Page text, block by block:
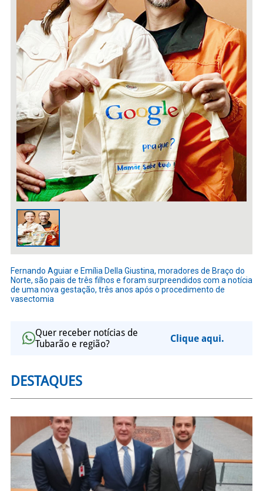
Fernando Aguiar e Emília Della Giustina, moradores de Braço do
Norte, são pais de três filhos e foram surpreendidos com a notícia
de uma nova gestação, três anos após o procedimento de
vasectomia
Quer receber notícias de
Tubarão e região?
Clique aqui.
DESTAQUES